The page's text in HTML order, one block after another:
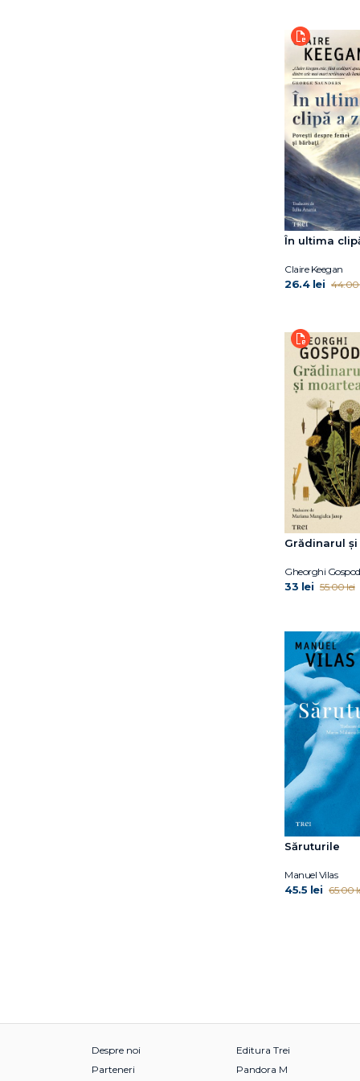
În ultima
Claire Keegan
26.4 lei 44.00
Grădinarul
Gheorghi
33 lei 55.00 lei
Săruturile
Manuel Vilas
45.5 lei 65.00
Despre noi
Parteneri
Editura Trei
Pandora M